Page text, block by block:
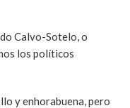
Calvo-Sotelo, o
los políticos
y enhorabuena, pero